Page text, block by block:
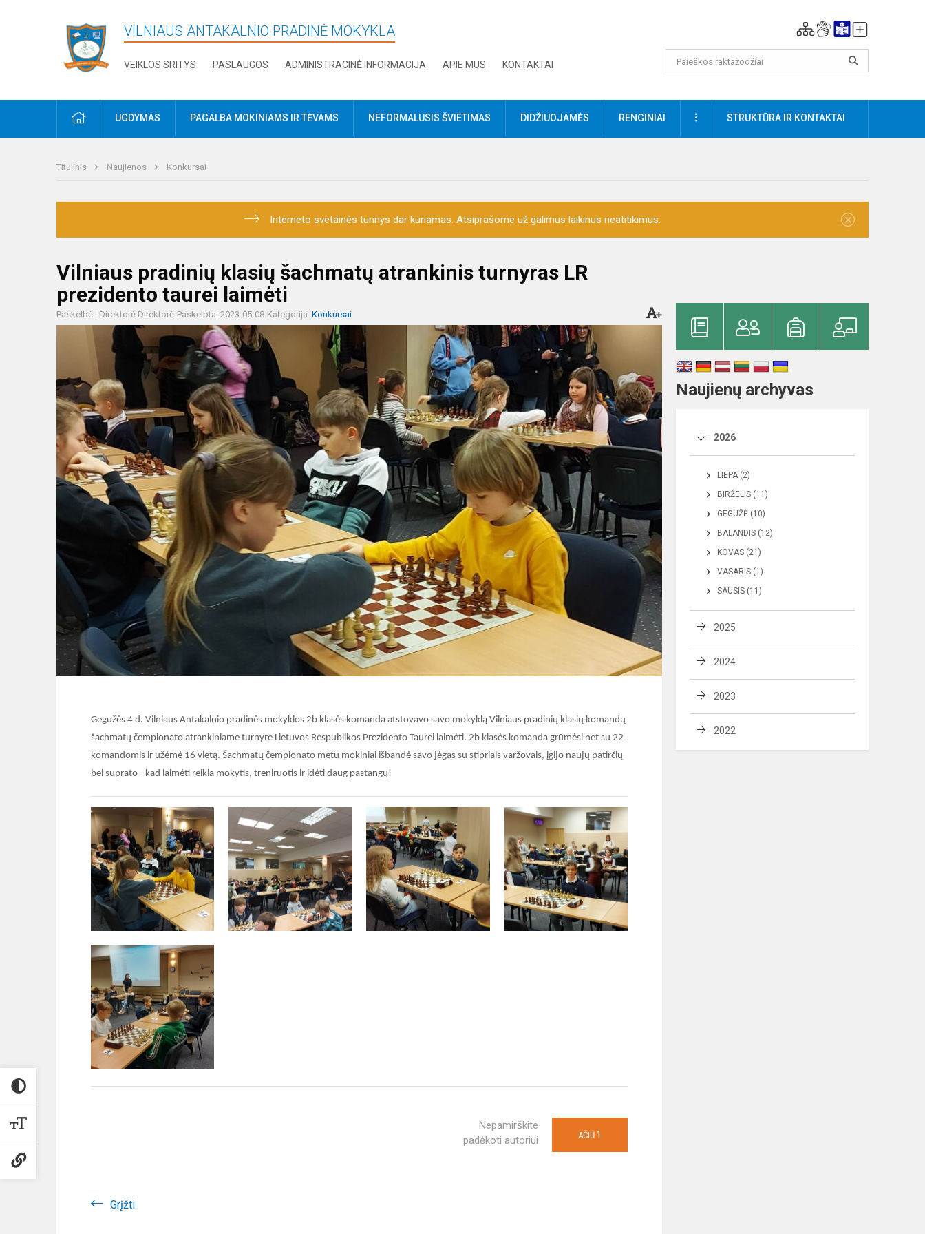
VILNIAUS ANTAKALNIO PRADINĖ MOKYKLA
VEIKLOS SRITYS PASLAUGOS ADMINISTRACINĖ INFORMACIJA APIE MUS KONTAKTAI
PRADŽIAUGDYMAS PAGALBA MOKINIAMS IR TĖVAMS NEFORMALUSIS ŠVIETIMAS DIDŽIUOJAMĖS RENGINIAI DAUGIAUSTRUKTŪRA IR KONTAKTAI
Titulinis Naujienos Konkursai
Interneto svetainės turinys dar kuriamas. Atsiprašome už galimus laikinus neatitikimus. ×
Vilniaus pradinių klasių šachmatų atrankinis turnyras LR
prezidento taurei laimėti
Paskelbė : Direktorė Direktorė Paskelbta: 2023-05-08 Kategorija: Konkursai
Gegužės 4 d. Vilniaus Antakalnio pradinės mokyklos 2b klasės komanda atstovavo savo mokyklą Vilniaus pradinių klasių komandų
šachmatų čempionato atrankiniame turnyre Lietuvos Respublikos Prezidento Taurei laimėti. 2b klasės komanda grūmėsi net su 22
komandomis ir užėmė 16 vietą. Šachmatų čempionato metu mokiniai išbandė savo jėgas su stipriais varžovais, įgijo naujų patirčių
bei suprato - kad laimėti reikia mokytis, treniruotis ir įdėti daug pastangų!
Nepamirškite
padėkoti autoriui
AČIŪ 1
Grįžti
Naujienų archyvas
2026
LIEPA (2)
BIRŽELIS (11)
GEGUŽĖ (10)
BALANDIS (12)
KOVAS (21)
VASARIS (1)
SAUSIS (11)
2025
2024
2023
2022